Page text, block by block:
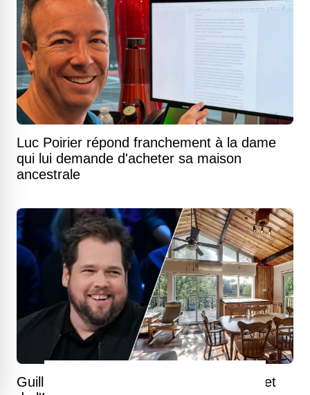
Luc Poirier répond franchement à la dame
qui lui demande d'acheter sa maison
ancestrale
Guillaume Cyr vend son magnifique chalet